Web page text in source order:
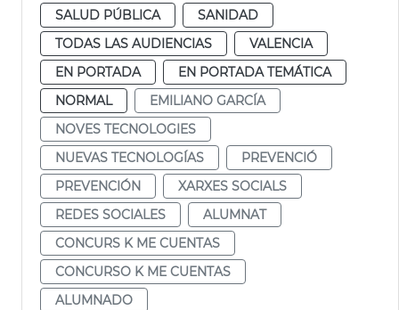
SALUD PÚBLICA
SANIDAD
TODAS LAS AUDIENCIAS
VALENCIA
EN PORTADA
EN PORTADA TEMÁTICA
NORMAL
EMILIANO GARCÍA
NOVES TECNOLOGIES
NUEVAS TECNOLOGÍAS
PREVENCIÓ
PREVENCIÓN
XARXES SOCIALS
REDES SOCIALES
ALUMNAT
CONCURS K ME CUENTAS
CONCURSO K ME CUENTAS
ALUMNADO